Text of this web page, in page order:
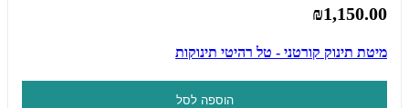
₪1,150.00
מיטת תינוק קורטני - טל רהיטי תינוקות
הוספה לסל